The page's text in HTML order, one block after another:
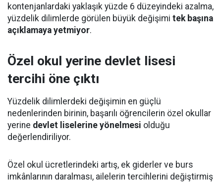
kontenjanlardaki yaklaşık yüzde 6 düzeyindeki azalma,
yüzdelik dilimlerde görülen büyük değişimi tek başına
açıklamaya yetmiyor.
Özel okul yerine devlet lisesi
tercihi öne çıktı
Yüzdelik dilimlerdeki değişimin en güçlü
nedenlerinden birinin, başarılı öğrencilerin özel okullar
yerine devlet liselerine yönelmesi olduğu
değerlendiriliyor.
Özel okul ücretlerindeki artış, ek giderler ve burs
imkânlarının daralması, ailelerin tercihlerini değiştirmiş